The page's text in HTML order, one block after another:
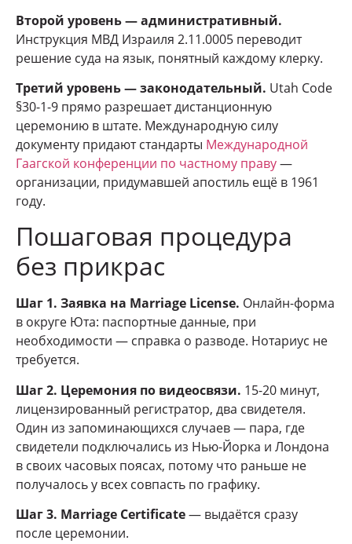
Второй уровень — административный.
Инструкция МВД Израиля 2.11.0005 переводит
решение суда на язык, понятный каждому клерку.
Третий уровень — законодательный. Utah Code
§30-1-9 прямо разрешает дистанционную
церемонию в штате. Международную силу
документу придают стандарты Международной
Гаагской конференции по частному праву—
организации, придумавшей апостиль ещё в 1961
году.
Пошаговая процедура
без прикрас
Шаг 1. Заявка на Marriage License. Онлайн-форма
в округе Юта: паспортные данные, при
необходимости — справка о разводе. Нотариус не
требуется.
Шаг 2. Церемония по видеосвязи. 15-20 минут,
лицензированный регистратор, два свидетеля.
Один из запоминающихся случаев — пара, где
свидетели подключались из Нью-Йорка и Лондона
в своих часовых поясах, потому что раньше не
получалось у всех совпасть по графику.
Шаг 3. Marriage Certificate— выдаётся сразу
после церемонии.